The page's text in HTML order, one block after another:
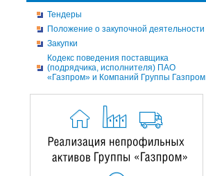
Тендеры
Положение о закупочной деятельности
Закупки
Кодекс поведения поставщика
(подрядчика, исполнителя) ПАО
«Газпром» и Компаний Группы Газпром